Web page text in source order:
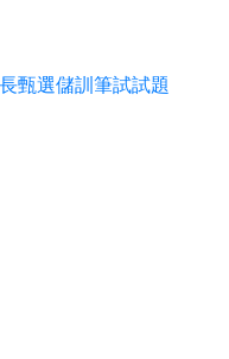
甄選儲訓筆試試題